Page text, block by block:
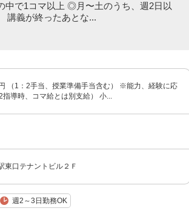
中で1コマ以上 ◎月〜土のうち、週2日以
講義が終ったあとな...
（1：2手当、授業準備手当含む） ※能力、経験に応
導時、コマ給とは別支給） 小...
東口テナントビル２Ｆ
週2～3日勤務OK